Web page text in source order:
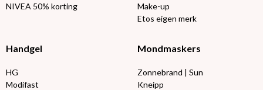
NIVEA 50% korting
Make-up
Etos eigen merk
Handgel
HG
Modifast
Mondmaskers
Zonnebrand | Sun
Kneipp